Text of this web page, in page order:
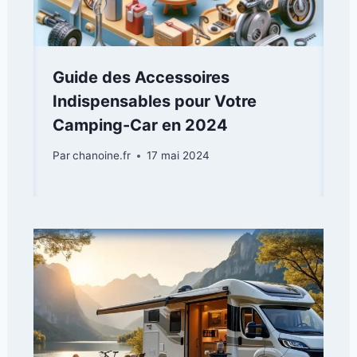
Guide des Accessoires
Indispensables pour Votre
Camping-Car en 2024
Parchanoine.fr 17 mai 2024